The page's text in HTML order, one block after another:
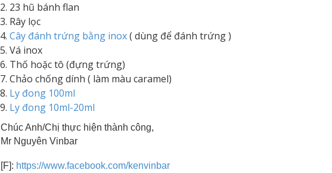
23 hũ bánh flan
Rây lọc
Cây đánh trứng bằng inox( dùng để đánh trứng )
Vá inox
Thố hoặc tô (đựng trứng)
Chảo chống dính ( làm màu caramel)
Ly đong 100ml
Ly đong 10ml-20ml
Chúc Anh/Chị thực hiện thành công,
Mr Nguyên Vinbar
[F]: https://www.facebook.com/kenvinbar